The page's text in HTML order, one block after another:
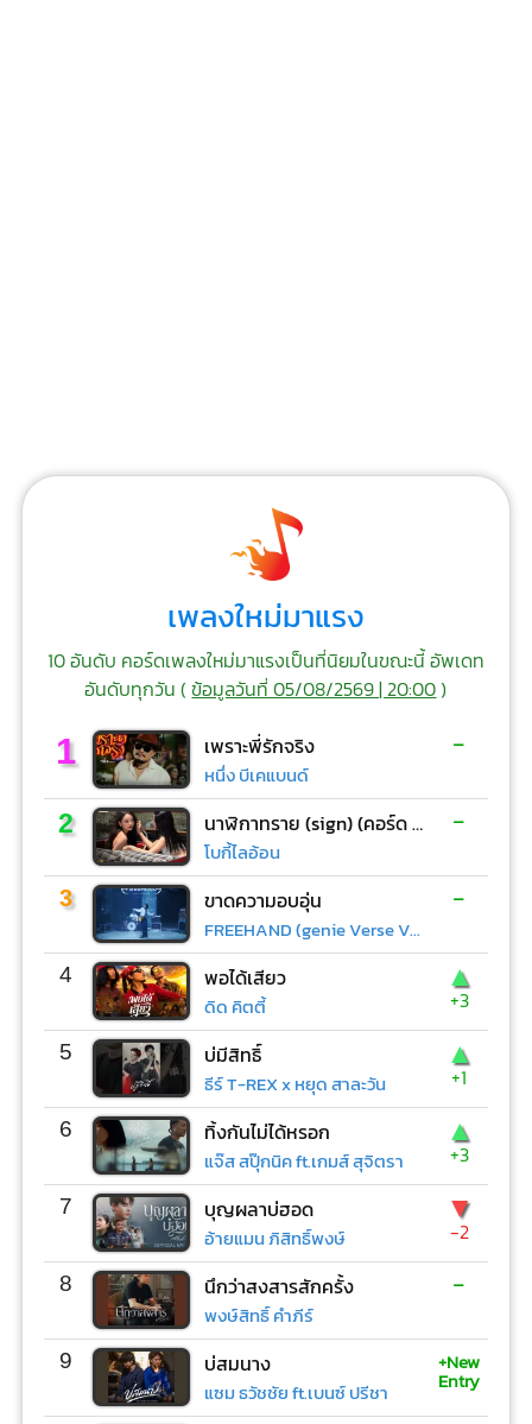
เพลงใหม่มาแรง
10 อันดับ คอร์ดเพลงใหม่มาแรงเป็นที่นิยมในขณะนี้ อัพเดท
อันดับทุกวัน (ข้อมูลวันที่ 05/08/2569 | 20:00)
1 เพราะพี่รักจริง
หนึ่ง บีเคแบนด์
-
2 นาฬิกาทราย (sign) (คอร์ด ง่ายๆ)
โบกี้ไลอ้อน
-
3 ขาดความอบอุ่น
FREEHAND (genie Verse Vol.1)
-
4 พอได้เสียว
ดิด คิตตี้
▲
+3
5 บ่มีสิทธิ์
ธีร์ T-REX x หยุด สาละวัน
▲
+1
6 ทิ้งกันไม่ได้หรอก
แจ๊ส สปุ๊กนิค ft.เกมส์ สุจิตรา
▲
+3
7 บุญผลาบ่ฮอด
อ้ายแมน ภิสิทธิ์พงษ์
▼
-2
8 นึกว่าสงสารสักครั้ง
พงษ์สิทธิ์ คำภีร์
-
9 บ่สมนาง
แซม ธวัชชัย ft.เบนซ์ ปรีชา
+New
Entry